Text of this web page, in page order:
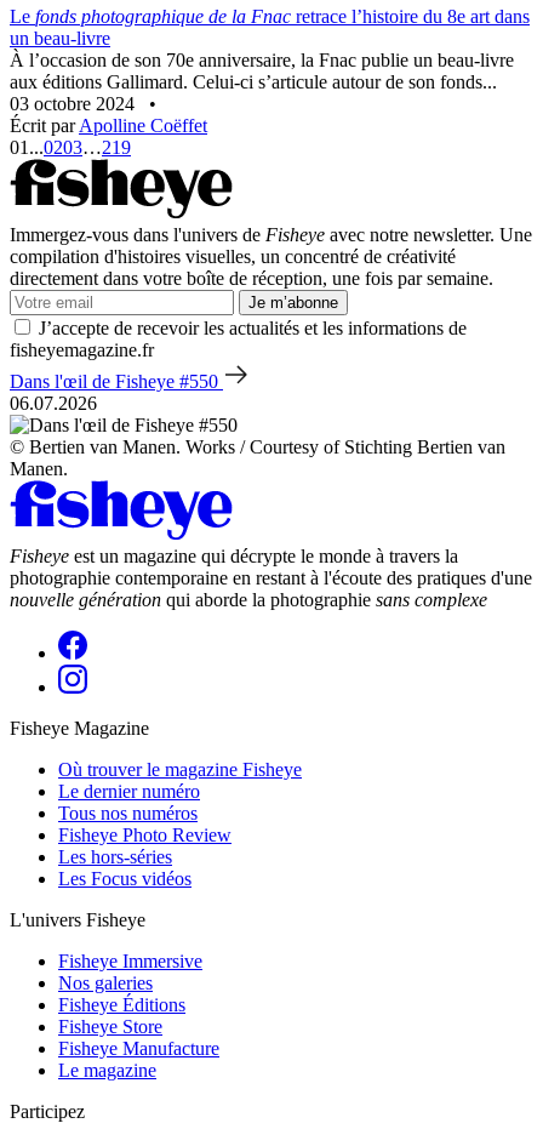
Le fonds photographique de la Fnac retrace l’histoire du 8e art dans
un beau-livre
À l’occasion de son 70e anniversaire, la Fnac publie un beau-livre
aux éditions Gallimard. Celui-ci s’articule autour de son fonds...
03 octobre 2024
•
Écrit parApolline Coëffet
01 ...0203…219
Immergez-vous dans l'univers de Fisheye avec notre newsletter. Une
compilation d'histoires visuelles, un concentré de créativité
directement dans votre boîte de réception, une fois par semaine.
Je m’abonne
J’accepte de recevoir les actualités et les informations de
fisheyemagazine.fr
Dans l'œil de Fisheye #550
06.07.2026
© Bertien van Manen. Works / Courtesy of Stichting Bertien van
Manen.
Fisheye est un magazine qui décrypte le monde à travers la
photographie contemporaine en restant à l'écoute des pratiques d'une
nouvelle génération qui aborde la photographie sans complexe
Fisheye Magazine
Où trouver le magazine Fisheye
Le dernier numéro
Tous nos numéros
Fisheye Photo Review
Les hors-séries
Les Focus vidéos
L'univers Fisheye
Fisheye Immersive
Nos galeries
Fisheye Éditions
Fisheye Store
Fisheye Manufacture
Le magazine
Participez